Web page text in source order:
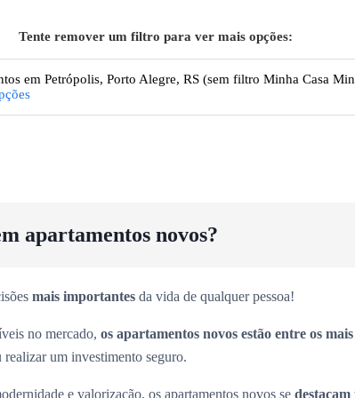
Tente remover um filtro para ver mais opções:
em Petrópolis, Porto Alegre, RS (sem filtro Minha Casa
apartamentos novos?
mais importantes da vida de qualquer pessoa!
no mercado, os apartamentos novos estão entre os
realizar um investimento seguro.
e valorização, os apartamentos novos se